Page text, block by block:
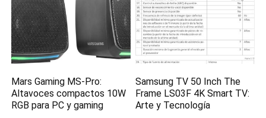
Mars Gaming MS-Pro:
Altavoces compactos 10W
RGB para PC y gaming
Samsung TV 50 Inch The
Frame LS03F 4K Smart TV:
Arte y Tecnología